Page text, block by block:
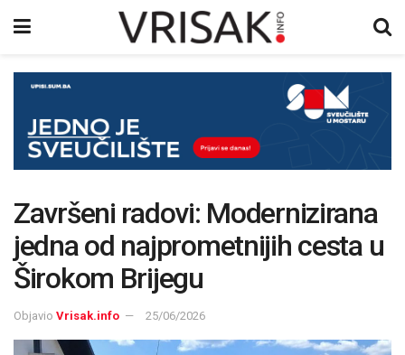
Završeni radovi: Modernizirana
jedna od najprometnijih cesta u
Širokom Brijegu
Objavio Vrisak.info 25/06/2026